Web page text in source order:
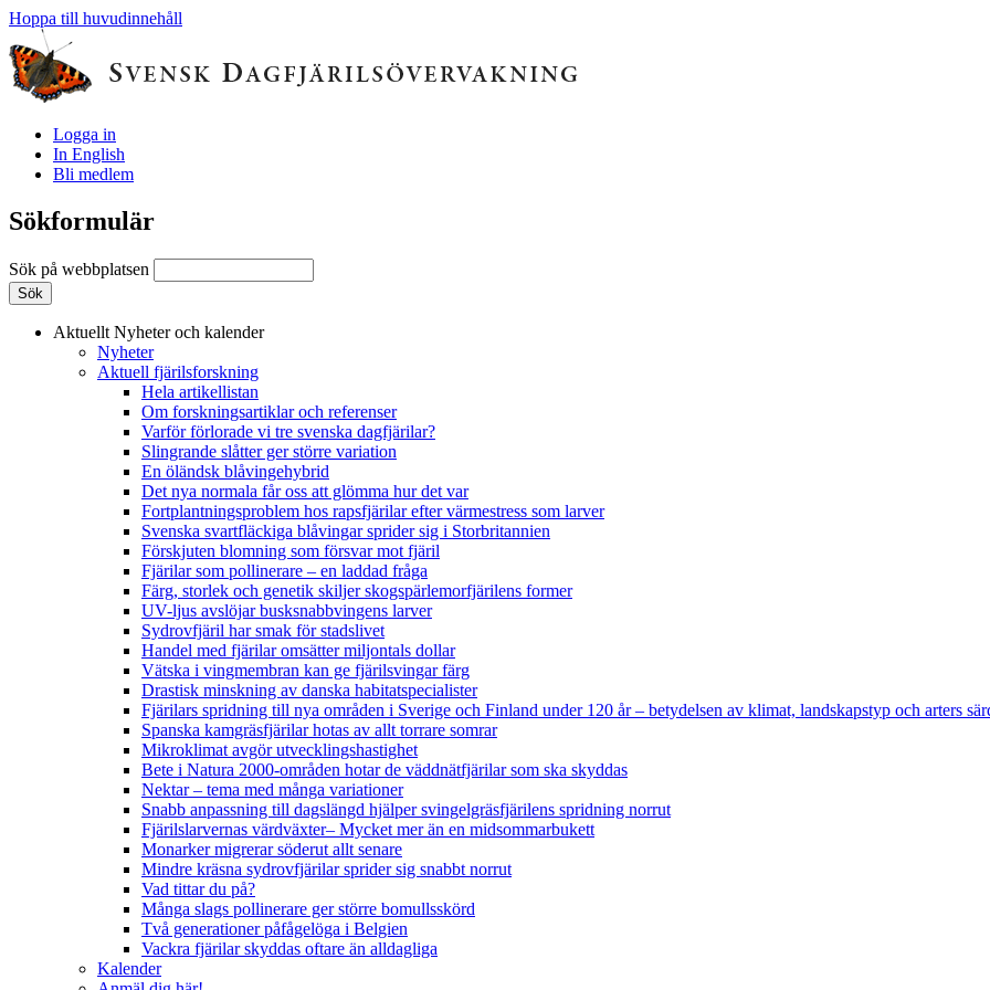
Hoppa till huvudinnehåll
Logga in
In English
Bli medlem
Sökformulär
Sök på webbplatsen
Aktuellt Nyheter och kalender
Nyheter
Aktuell fjärilsforskning
Hela artikellistan
Om forskningsartiklar och referenser
Varför förlorade vi tre svenska dagfjärilar?
Slingrande slåtter ger större variation
En öländsk blåvingehybrid
Det nya normala får oss att glömma hur det var
Fortplantningsproblem hos rapsfjärilar efter värmestress som larver
Svenska svartfläckiga blåvingar sprider sig i Storbritannien
Förskjuten blomning som försvar mot fjäril
Fjärilar som pollinerare – en laddad fråga
Färg, storlek och genetik skiljer skogspärlemorfjärilens former
UV-ljus avslöjar busksnabbvingens larver
Sydrovfjäril har smak för stadslivet
Handel med fjärilar omsätter miljontals dollar
Vätska i vingmembran kan ge fjärilsvingar färg
Drastisk minskning av danska habitatspecialister
Fjärilars spridning till nya områden i Sverige och Finland under 120 år– betydelsen av klimat, landskapstyp och arters
Spanska kamgräsfjärilar hotas av allt torrare somrar
Mikroklimat avgör utvecklingshastighet
Bete i Natura 2000-områden hotar de väddnätfjärilar som ska skyddas
Nektar – tema med många variationer
Snabb anpassning till dagslängd hjälper svingelgräsfjärilens spridning norrut
Fjärilslarvernas värdväxter– Mycket mer än en midsommarbukett
Monarker migrerar söderut allt senare
Mindre kräsna sydrovfjärilar sprider sig snabbt norrut
Vad tittar du på?
Många slags pollinerare ger större bomullsskörd
Två generationer påfågelöga i Belgien
Vackra fjärilar skyddas oftare än alldagliga
Kalender